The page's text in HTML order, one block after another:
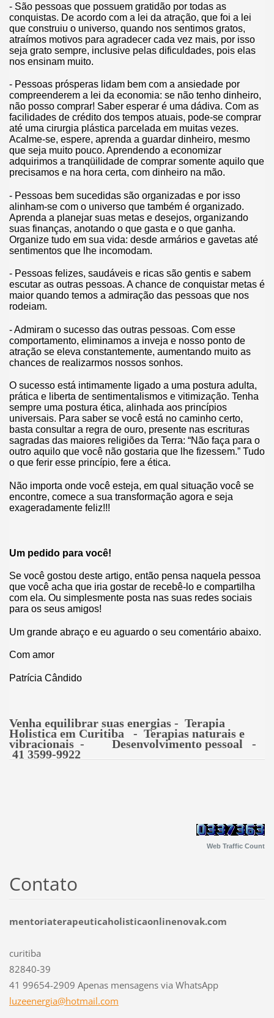
- São pessoas que possuem gratidão por todas as
conquistas. De acordo com a lei da atração, que foi a lei
que construiu o universo, quando nos sentimos gratos,
atraímos motivos para agradecer cada vez mais, por isso
seja grato sempre, inclusive pelas dificuldades, pois elas
nos ensinam muito.
- Pessoas prósperas lidam bem com a ansiedade por
compreenderem a lei da economia: se não tenho dinheiro,
não posso comprar! Saber esperar é uma dádiva. Com as
facilidades de crédito dos tempos atuais, pode-se comprar
até uma cirurgia plástica parcelada em muitas vezes.
Acalme-se, espere, aprenda a guardar dinheiro, mesmo
que seja muito pouco. Aprendendo a economizar
adquirimos a tranqüilidade de comprar somente aquilo que
precisamos e na hora certa, com dinheiro na mão.
- Pessoas bem sucedidas são organizadas e por isso
alinham-se com o universo que também é organizado.
Aprenda a planejar suas metas e desejos, organizando
suas finanças, anotando o que gasta e o que ganha.
Organize tudo em sua vida: desde armários e gavetas até
sentimentos que lhe incomodam.
- Pessoas felizes, saudáveis e ricas são gentis e sabem
escutar as outras pessoas. A chance de conquistar metas é
maior quando temos a admiração das pessoas que nos
rodeiam.
- Admiram o sucesso das outras pessoas. Com esse
comportamento, eliminamos a inveja e nosso ponto de
atração se eleva constantemente, aumentando muito as
chances de realizarmos nossos sonhos.
O sucesso está intimamente ligado a uma postura adulta,
prática e liberta de sentimentalismos e vitimização. Tenha
sempre uma postura ética, alinhada aos princípios
universais. Para saber se você está no caminho certo,
basta consultar a regra de ouro, presente nas escrituras
sagradas das maiores religiões da Terra: “Não faça para o
outro aquilo que você não gostaria que lhe fizessem.” Tudo
o que ferir esse princípio, fere a ética.
Não importa onde você esteja, em qual situação você se
encontre, comece a sua transformação agora e seja
exageradamente feliz!!!
Um pedido para você!
Se você gostou deste artigo, então pensa naquela pessoa
que você acha que iria gostar de recebê-lo e compartilha
com ela. Ou simplesmente posta nas suas redes sociais
para os seus amigos!
Um grande abraço e eu aguardo o seu comentário abaixo.
Com amor
Patrícia Cândido
Venha equilibrar suas energias - Terapia
Holistica em Curitiba - Terapias naturais e
vibracionais - Desenvolvimento pessoal -
41 3599-9922
Web Traffic Count
Contato
mentoriaterapeuticaholisticaonlinenovak.com
curitiba
82840-39
41 99654-2909 Apenas mensagens via WhatsApp
luzeenergia@hotmail.com